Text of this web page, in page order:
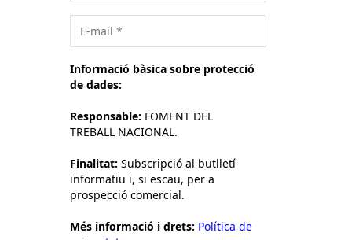
Informació bàsica sobre protecció
de dades:
Responsable: FOMENT DEL
TREBALL NACIONAL.
Finalitat: Subscripció al butlletí
informatiu i, si escau, per a
prospecció comercial.
Més informació i drets: Política de